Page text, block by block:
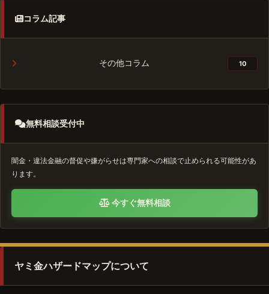
コラム記事
その他コラム 10
無料相談受付中
闇金・違法金融の督促や嫌がらせは専門家への相談で止められる可能性があ
ります。
今すぐ無料相談
ヤミ金ハザードマップについて